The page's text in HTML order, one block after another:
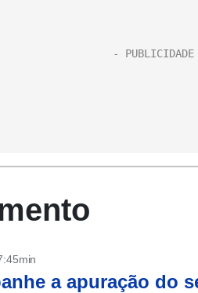
a apuração do